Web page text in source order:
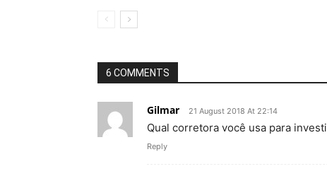
6 COMMENTS
Gilmar 21 August 2018 At 22:14
Qual corretora você usa para
Reply